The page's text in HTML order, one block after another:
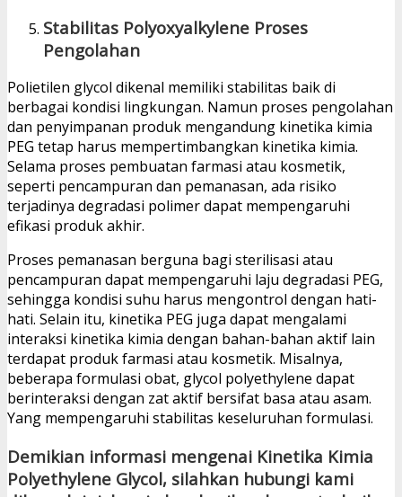
Stabilitas Polyoxyalkylene Proses
Pengolahan
Polietilen glycol dikenal memiliki stabilitas baik di
berbagai kondisi lingkungan. Namun proses pengolahan
dan penyimpanan produk mengandung kinetika kimia
PEG tetap harus mempertimbangkan kinetika kimia.
Selama proses pembuatan farmasi atau kosmetik,
seperti pencampuran dan pemanasan, ada risiko
terjadinya degradasi polimer dapat mempengaruhi
efikasi produk akhir.
Proses pemanasan berguna bagi sterilisasi atau
pencampuran dapat mempengaruhi laju degradasi PEG,
sehingga kondisi suhu harus mengontrol dengan hati-
hati. Selain itu, kinetika PEG juga dapat mengalami
interaksi kinetika kimia dengan bahan-bahan aktif lain
terdapat produk farmasi atau kosmetik. Misalnya,
beberapa formulasi obat, glycol polyethylene dapat
berinteraksi dengan zat aktif bersifat basa atau asam.
Yang mempengaruhi stabilitas keseluruhan formulasi.
Demikian informasi mengenai Kinetika Kimia
Polyethylene Glycol, silahkan hubungi kami